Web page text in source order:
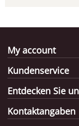
My account
Kundenservice
Entdecken Sie
Kontaktangaben